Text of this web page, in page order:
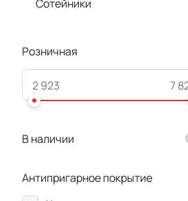
Сотейники
Розничная
В наличии
Антипригарное покрытие